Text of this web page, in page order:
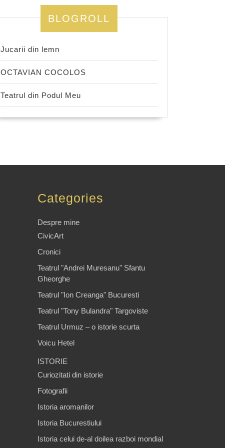
BLOGROLL
Jucarii din lemn
OCTAVIAN COCOLOS
Teatrul din Podul Meu
Categories
Despre mine
CivicArt
Cronici
Teatrul "Andrei Muresanu" Sfantu
Gheorghe
Teatrul "Ion Creanga" Bucuresti
Teatrul "Tony Bulandra" Targoviste
Teatrul Urmuz – o istorie scurta
Voicu Hetel
ISTORIE
Curiozitati din istorie
Fotografii
Istoria aromanilor
Istoria Bucurestiului
Istoria celui de-al doilea razboi mondial